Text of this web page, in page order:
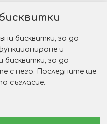
бисквитки, за да
и
бисквитки, за да
с него. Последните ще
съгласие.